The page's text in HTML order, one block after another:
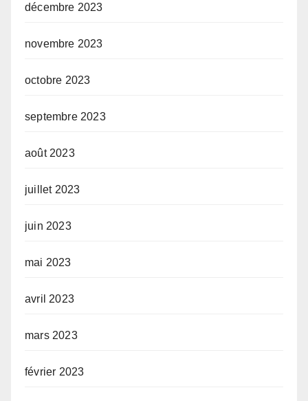
décembre 2023
novembre 2023
octobre 2023
septembre 2023
août 2023
juillet 2023
juin 2023
mai 2023
avril 2023
mars 2023
février 2023